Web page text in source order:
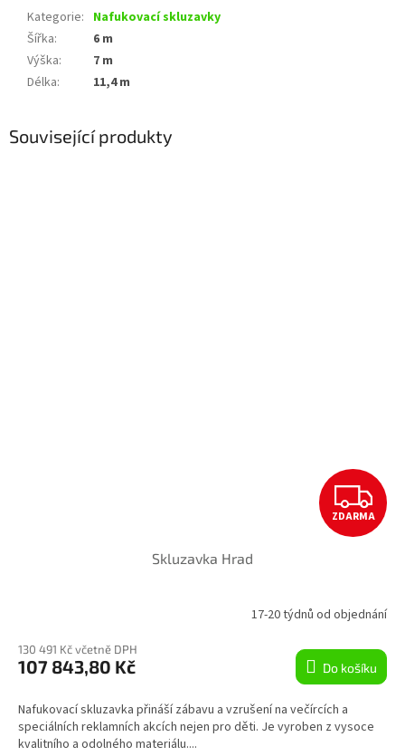
Kategorie: Nafukovací skluzavky
Šířka:
6 m
Výška:
7 m
Délka: 11,4 m
Související produkty
Z
D
R
M
A
ZDARMA
Skluzavka Hrad
17-20 týdnů od objednání
130 491 Kč včetně DPH
107 843,80 Kč Do košíku
Nafukovací skluzavka přináší zábavu a vzrušení na večírcích a
speciálních reklamních akcích nejen pro děti. Je vyroben z vysoce
kvalitního a odolného materiálu....